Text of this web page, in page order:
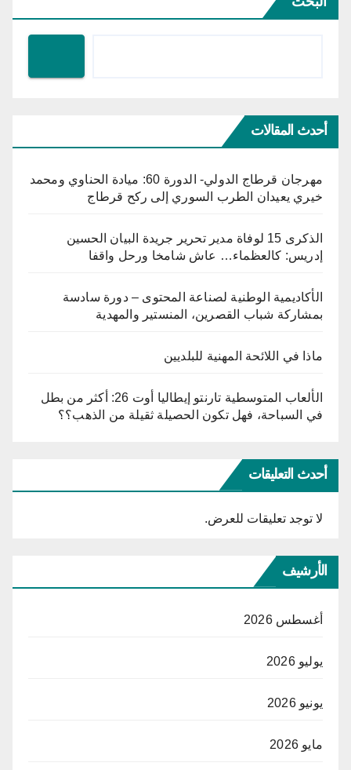
أحدث المقالات
مهرجان قرطاج الدولي- الدورة 60: ميادة الحناوي ومحمد
خيري يعيدان الطرب السوري إلى ركح قرطاج
الذكرى 15 لوفاة مدير تحرير جريدة البيان الحسين
إدريس: كالعظماء… عاش شامخا ورحل واقفا
الأكاديمية الوطنية لصناعة المحتوى – دورة سادسة
بمشاركة شباب القصرين، المنستير والمهدية
ماذا في اللائحة المهنية للبلديين
الألعاب المتوسطية تارنتو إيطاليا أوت 26: أكثر من بطل
في السباحة، فهل تكون الحصيلة ثقيلة من الذهب؟؟
أحدث التعليقات
لا توجد تعليقات للعرض.
الأرشيف
أغسطس 2026
يوليو 2026
يونيو 2026
مايو 2026